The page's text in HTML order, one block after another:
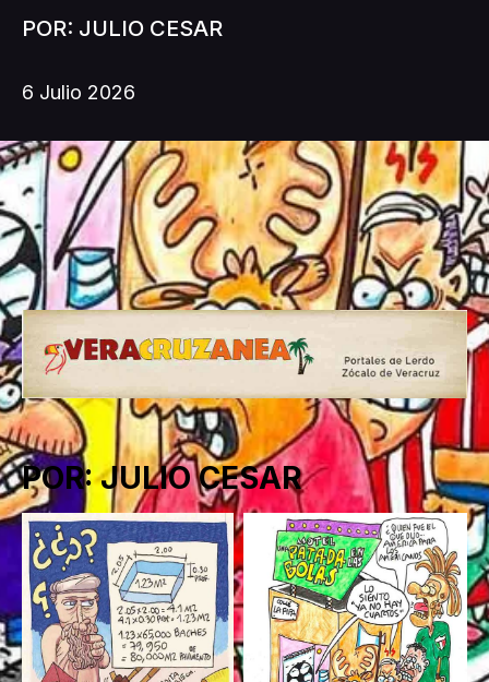
POR: JULIO CESAR
6 Julio 2026
POR: JULIO CESAR